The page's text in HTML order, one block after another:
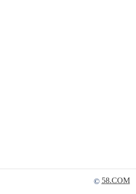
© 58.COM